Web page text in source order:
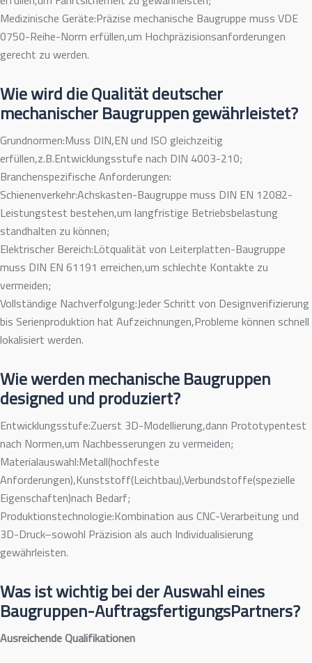
Medizinische Geräte:Präzise mechanische Baugruppe muss VDE
0750-Reihe-Norm erfüllen,um Hochpräzisionsanforderungen
gerecht zu werden.
Wie wird die Qualität deutscher
mechanischer Baugruppen gewährleistet?
Grundnormen:Muss DIN,EN und ISO gleichzeitig
erfüllen,z.B.Entwicklungsstufe nach DIN 4003-210;
Branchenspezifische Anforderungen:
Schienenverkehr:Achskasten-Baugruppe muss DIN EN 12082-
Leistungstest bestehen,um langfristige Betriebsbelastung
standhalten zu können;
Elektrischer Bereich:Lötqualität von Leiterplatten-Baugruppe
muss DIN EN 61191 erreichen,um schlechte Kontakte zu
vermeiden;
Vollständige Nachverfolgung:Jeder Schritt von Designverifizierung
bis Serienproduktion hat Aufzeichnungen,Probleme können schnell
lokalisiert werden.
Wie werden mechanische Baugruppen
designed und produziert?
Entwicklungsstufe:Zuerst 3D-Modellierung,dann Prototypentest
nach Normen,um Nachbesserungen zu vermeiden;
Materialauswahl:Metall(hochfeste
Anforderungen),Kunststoff(Leichtbau),Verbundstoffe(spezielle
Eigenschaften)nach Bedarf;
Produktionstechnologie:Kombination aus CNC-Verarbeitung und
3D-Druck–sowohl Präzision als auch Individualisierung
gewährleisten.
Was ist wichtig bei der Auswahl eines
Baugruppen-AuftragsfertigungsPartners?
Ausreichende Qualifikationen